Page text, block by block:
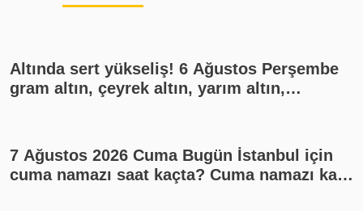
Altında sert yükseliş! 6 Ağustos Perşembe
gram altın, çeyrek altın, yarım altın,
7 Ağustos 2026 Cuma Bugün İstanbul için
cuma namazı saat kaçta? Cuma namazı kaç